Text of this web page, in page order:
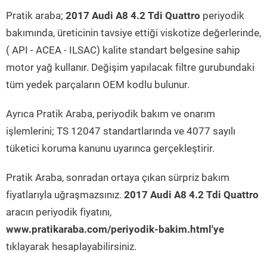
Pratik araba; 2017 Audi A8 4.2 Tdi Quattro periyodik
bakımında, üreticinin tavsiye ettiği viskotize değerlerinde,
( API - ACEA - ILSAC) kalite standart belgesine sahip
motor yağ kullanır. Değişim yapılacak filtre gurubundaki
tüm yedek parçaların OEM kodlu bulunur.
Ayrıca Pratik Araba, periyodik bakım ve onarım
işlemlerini; TS 12047 standartlarında ve 4077 sayılı
tüketici koruma kanunu uyarınca gerçekleştirir.
Pratik Araba, sonradan ortaya çıkan sürpriz bakım
fiyatlarıyla uğraşmazsınız. 2017 Audi A8 4.2 Tdi Quattro
aracın periyodik fiyatını,
www.pratikaraba.com/periyodik-bakim.html'ye
tıklayarak hesaplayabilirsiniz.